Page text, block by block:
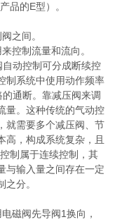
品的E型）。
之间。
控制流量和流向。
动控制可分成断续控
制系统中使用动作频率
通断。靠减压阀来调
量。这种传统的气动控
就需要多个减压阀、节
高，构成系统复杂，且
制属于连续控制，其
与输入量之间存在一定
分。
磁阀先导阀1换向，